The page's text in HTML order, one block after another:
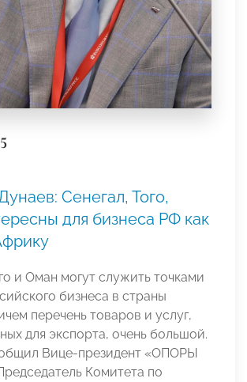
Сенегал, Того,
для бизнеса РФ как
и Оман могут служить точками
бизнеса в страны
перечень товаров и услуг,
для экспорта, очень большой.
Вице-президент «ОПОРЫ
Комитета по